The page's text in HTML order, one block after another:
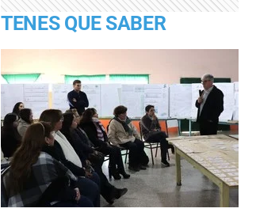
TENES QUE SABER